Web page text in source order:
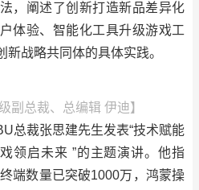
，阐述了创新打造新品差异化
体验、智能化工具升级游戏工
战略共同体的具体实践。
副总裁、总编辑 伊迪】
总裁张思建先生发表“技术赋能
领启未来 ”的主题演讲。他指
端数量已突破1000万，鸿蒙操